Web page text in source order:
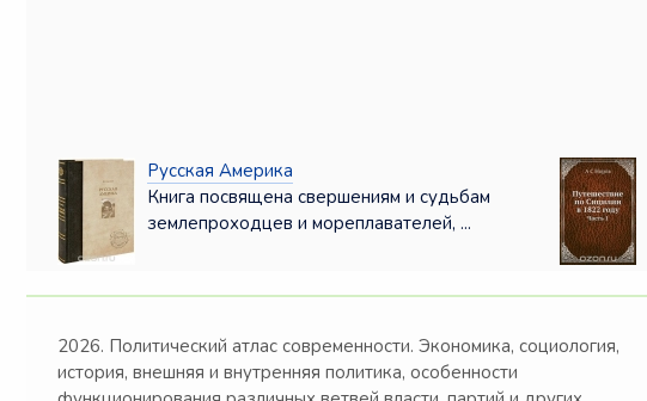
Русская Америка
Книга посвящена свершениям и судьбам
землепроходцев и мореплавателей, ...
2026. Политический атлас современности. Экономика, социология,
история, внешняя и внутренняя политика, особенности